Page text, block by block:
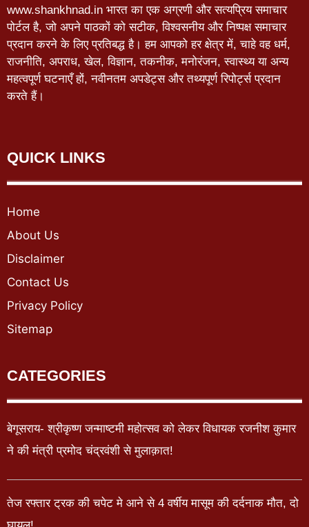
www.shankhnad.in भारत का एक अग्रणी और सत्यप्रिय समाचार
पोर्टल है, जो अपने पाठकों को सटीक, विश्वसनीय और निष्पक्ष समाचार
प्रदान करने के लिए प्रतिबद्ध है। हम आपको हर क्षेत्र में, चाहे वह धर्म,
राजनीति, अपराध, खेल, विज्ञान, तकनीक, मनोरंजन, स्वास्थ्य या अन्य
महत्वपूर्ण घटनाएँ हों, नवीनतम अपडेट्स और तथ्यपूर्ण रिपोर्ट्स प्रदान
करते हैं।
QUICK LINKS
Home
About Us
Disclaimer
Contact Us
Privacy Policy
Sitemap
CATEGORIES
बेगूसराय- श्रीकृष्ण जन्माष्टमी महोत्सव को लेकर विधायक रजनीश कुमार
ने की मंत्री प्रमोद चंद्रवंशी से मुलाक़ात!
तेज रफ्तार ट्रक की चपेट मे आने से 4 वर्षीय मासूम की दर्दनाक मौत, दो